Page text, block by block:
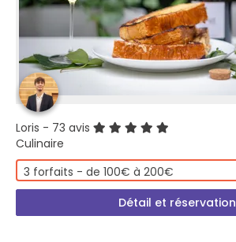
Loris - 73 avis
Culinaire
3 forfaits - de 100€ à 200€
Détail et réservation